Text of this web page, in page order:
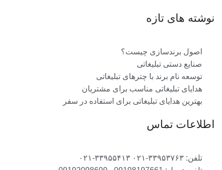
نوشته های تازه
اصول برندسازی چیست؟
صنایع دستی تبلیغاتی
توسعه نام برند با چترهای تبلیغاتی
هدایای تبلیغاتی مناسب برای مشتریان
بهترین هدایای تبلیغاتی برای استفاده در سفر
اطلاعات تماس
تلفن: ۳۳۹۵۳۷۶۳-۰۲۱ ۳۳۹۵۵۴۱۳-۰۲۱